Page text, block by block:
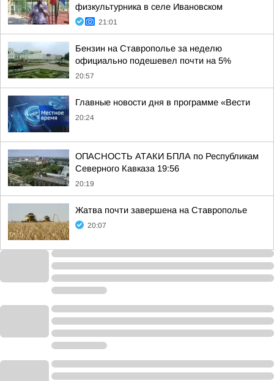
физкультурника в селе Ивановском
21:01
Бензин на Ставрополье за неделю
официально подешевел почти на 5%
20:57
Главные новости дня в программе «Вести
20:24
ОПАСНОСТЬ АТАКИ БПЛА по Республикам
Северного Кавказа 19:56
20:19
Жатва почти завершена на Ставрополье
20:07